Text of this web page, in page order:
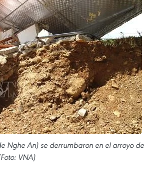
Nghe An) se derrumbaron en el arroyo
VNA)